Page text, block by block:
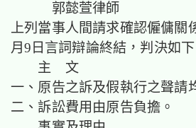
郭懿萱律師
上列當事人間請求確認僱傭
月9日言詞辯論終結，判決如下
主 文
一、原告之訴及假執行之聲請
二、訴訟費用由原告負擔。